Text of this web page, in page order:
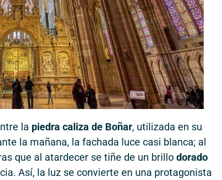
la piedra caliza de Boñar, utilizada en su
la mañana, la fachada luce casi blanca; al
que al atardecer se tiñe de un brillo dorado
Así, la luz se convierte en una protagonista